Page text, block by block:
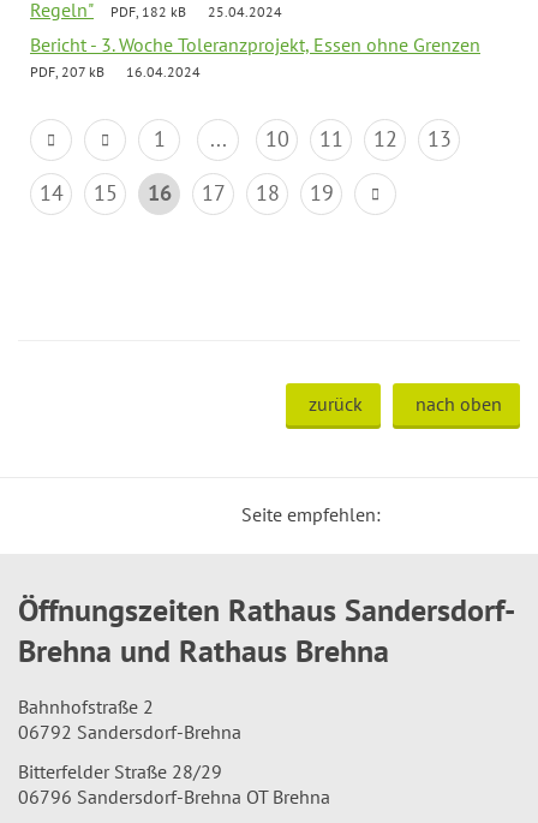
Regeln"
PDF, 182 kB 25.04.2024
Bericht - 3. Woche Toleranzprojekt, Essen ohne Grenzen
PDF, 207 kB 16.04.2024
1 ... 10 11 12
13
14
15 16 17 18 19
zurück nach oben
Seite empfehlen:
Öffnungszeiten Rathaus Sandersdorf-
Brehna und Rathaus Brehna
Bahnhofstraße 2
06792 Sandersdorf-Brehna
Bitterfelder Straße 28/29
06796 Sandersdorf-Brehna OT Brehna